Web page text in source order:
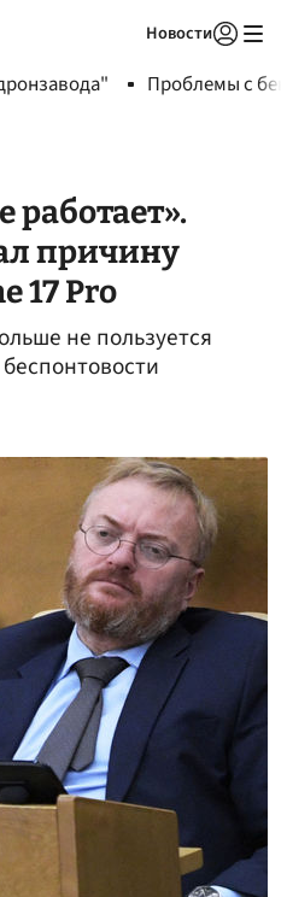
Новости
Проблемы с
работает».
причину
17 Pro
не пользуется